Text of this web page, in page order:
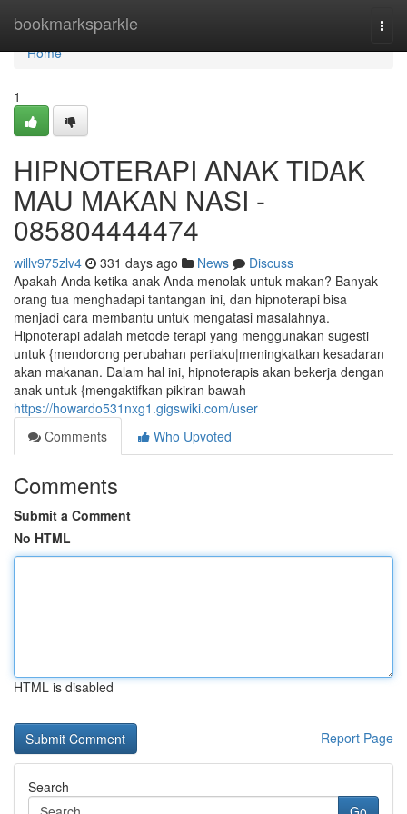
bookmarksparkle
Home
Home
1
HIPNOTERAPI ANAK TIDAK
MAU MAKAN NASI -
085804444474
willv975zlv4 331 days ago News
Discuss
Apakah Anda ketika anak Anda menolak untuk makan? Banyak
orang tua menghadapi tantangan ini, dan hipnoterapi bisa
menjadi cara membantu untuk mengatasi masalahnya.
Hipnoterapi adalah metode terapi yang menggunakan sugesti
untuk {mendorong perubahan perilaku|meningkatkan kesadaran
akan makanan. Dalam hal ini, hipnoterapis akan bekerja dengan
anak untuk {mengaktifkan pikiran bawah
https://howardo531nxg1.gigswiki.com/user
Comments
Who Upvoted
Comments
Submit a Comment
No HTML
HTML is disabled
Report Page
Search